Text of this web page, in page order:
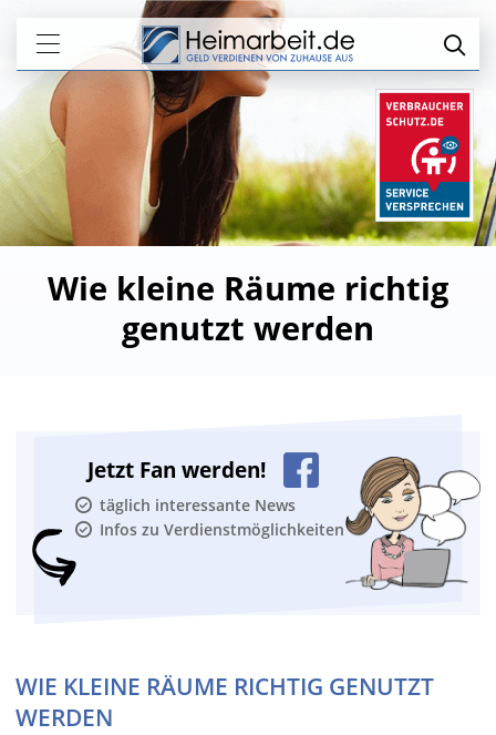
Wie kleine Räume richtig
genutzt werden
Jetzt Fan werden!
täglich interessante News
Infos zu Verdienstmöglichkeiten
WIE KLEINE RÄUME RICHTIG GENUTZT
WERDEN